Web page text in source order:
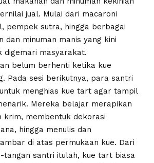
jual. Mulai dari macaroni
pempek sutra, hingga berbagai
dan minuman manis yang kini
digemari masyarakat.
belum berhenti ketika kue
Pada sesi berikutnya, para santri
menghias kue tart agar tampil
Mereka belajar merapikan
krim, membentuk dekorasi
hingga menulis dan
di atas permukaan kue. Dari
tangan santri itulah, kue tart biasa